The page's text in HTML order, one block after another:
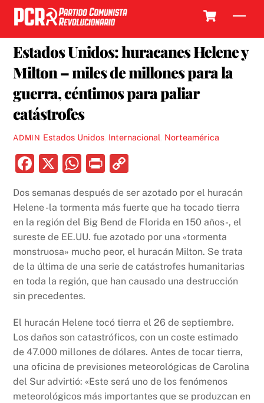
Skip
content
Estados Unidos: huracanes Helene y
Milton – miles de millones para la
guerra, céntimos para paliar
catástrofes
ADMIN Estados Unidos, Internacional Norteamérica
F
c
e
b
o
o
k
X
W
at
s
A
p
p
P
nt p
y
Li
n
k
Dos semanas después de ser azotado por el huracán
Helene -la tormenta más fuerte que ha tocado tierra
en la región del Big Bend de Florida en 150 años-, el
sureste de EE.UU. fue azotado por una «tormenta
monstruosa» mucho peor, el huracán Milton. Se trata
de la última de una serie de catástrofes humanitarias
en toda la región, que han causado una destrucción
sin precedentes.
El huracán Helene tocó tierra el 26 de septiembre.
Los daños son catastróficos, con un coste estimado
de 47.000 millones de dólares. Antes de tocar tierra,
una oficina de previsiones meteorológicas de Carolina
del Sur advirtió: «Este será uno de los fenómenos
meteorológicos más importantes que se produzcan en